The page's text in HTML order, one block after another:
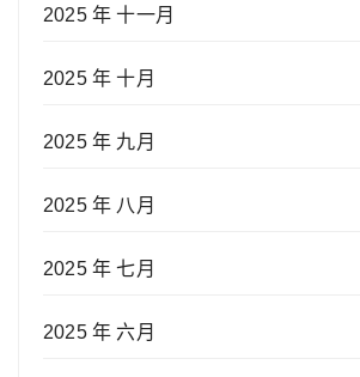
2025 年 十一月
2025 年 十月
2025 年 九月
2025 年 八月
2025 年 七月
2025 年 六月